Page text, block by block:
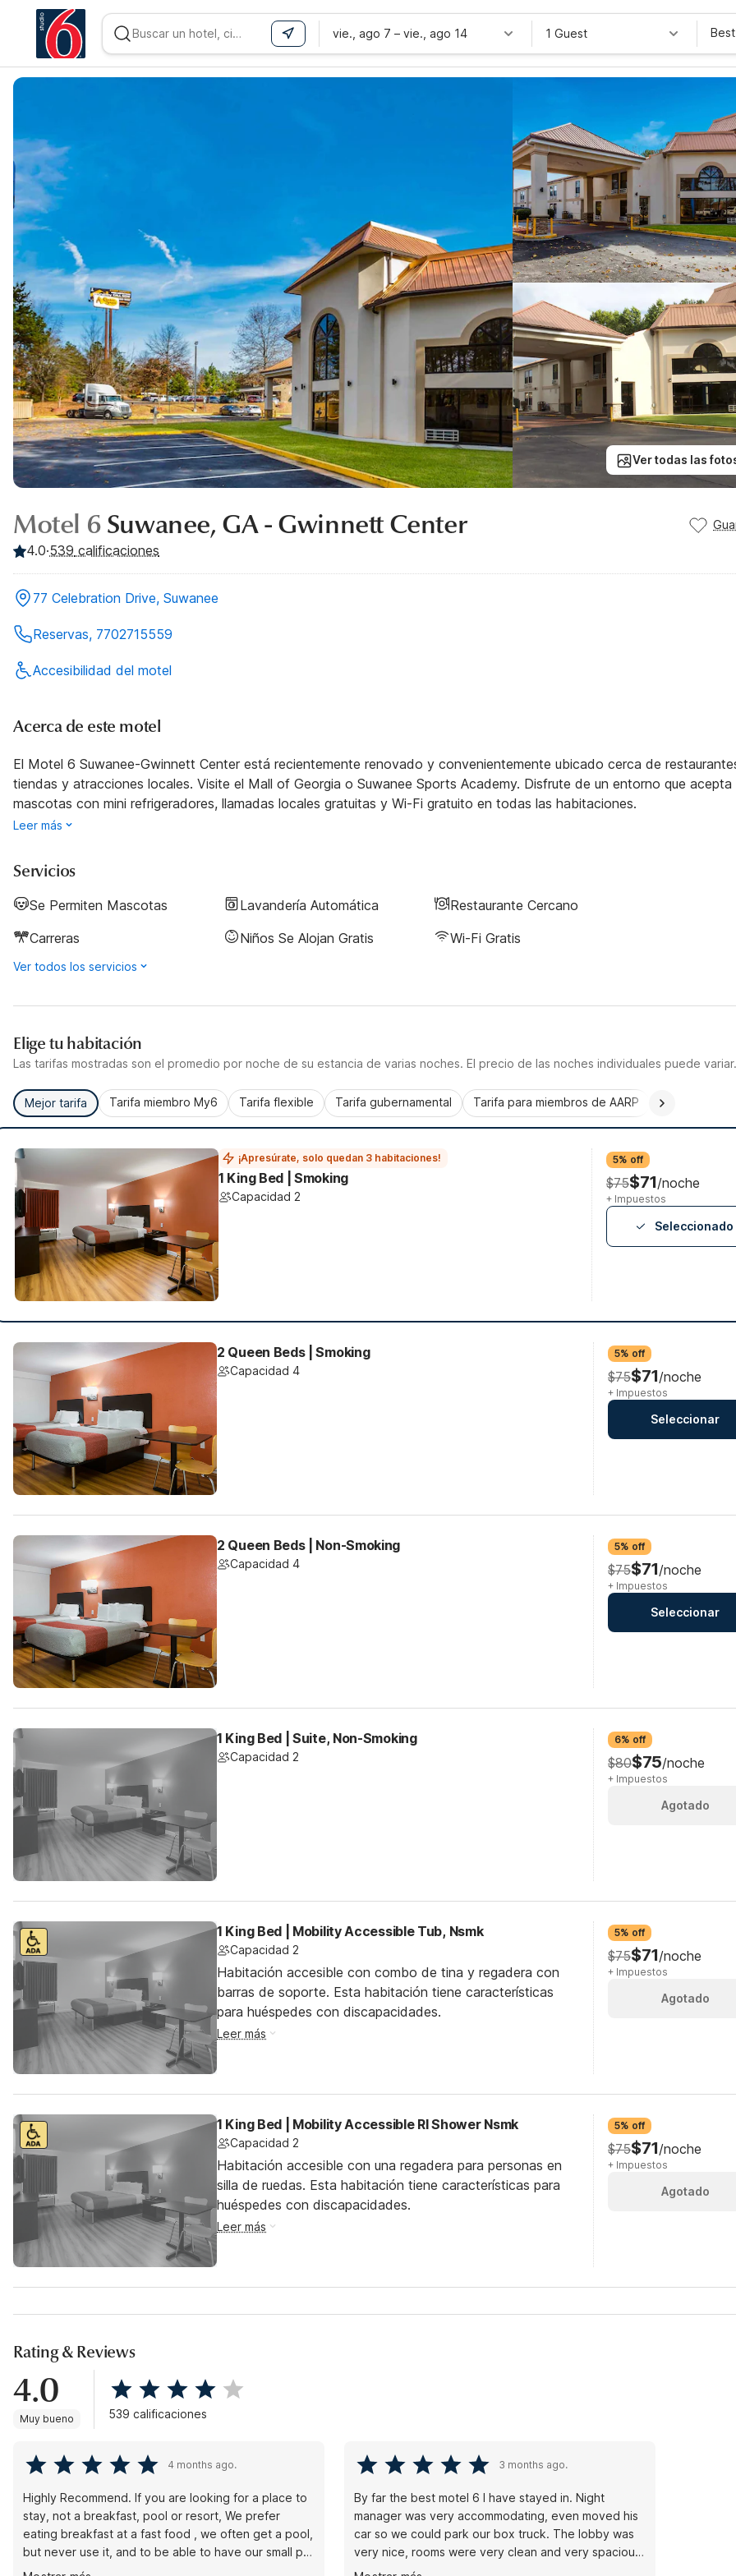
vie., ago 7 – vie., ago 14 1 Guest
Ver todas las
Motel 6 Suwanee, GA - Gwinnett Center
4.0·539 calificaciones
77 Celebration Drive, Suwanee
Reservas, 7702715559
Accesibilidad del motel
Acerca de este motel
El Motel 6 Suwanee-Gwinnett Center está recientemente renovado y convenientemente ubicado cerca de
tiendas y atracciones locales. Visite el Mall of Georgia o Suwanee Sports Academy. Disfrute de un entorno que acepta
mascotas con mini refrigeradores, llamadas locales gratuitas y Wi-Fi gratuito en todas las habitaciones.
Leer más
Servicios
Se Permiten Mascotas Lavandería Automática
Restaurante Cercano
Carreras
Niños Se Alojan Gratis Wi-Fi Gratis
Ver todos los servicios
Elige tu habitación
Las tarifas mostradas son el promedio por noche de su estancia de varias noches. El precio de las noches individuales puede variar.
Mejor tarifa Tarifa miembro My6 Tarifa flexible Tarifa gubernamental Tarifa para miembros de AARP
¡Apresúrate, solo quedan 3 habitaciones!
1 King Bed | Smoking
Capacidad 2
5% off
$75$71/noche
+ Impuestos
Seleccionado
2 Queen Beds | Smoking
Capacidad 4
5% off
$75$71/noche
+ Impuestos
Seleccionar
2 Queen Beds | Non-Smoking
Capacidad 4
5% off
$75$71/noche
+ Impuestos
Seleccionar
1 King Bed | Suite, Non-Smoking
Capacidad 2
6% off
$80$75/noche
+ Impuestos
Agotado
1 King Bed | Mobility Accessible Tub, Nsmk
Capacidad 2
Habitación accesible con combo de tina y regadera con
barras de soporte. Esta habitación tiene características
para huéspedes con discapacidades.
Leer más
5% off
$75$71/noche
+ Impuestos
Agotado
1 King Bed | Mobility Accessible RI Shower Nsmk
Capacidad 2
Habitación accesible con una regadera para personas en
silla de ruedas. Esta habitación tiene características para
huéspedes con discapacidades.
Leer más
5% off
$75$71/noche
+ Impuestos
Agotado
Rating & Reviews
4.0
Muy bueno 539 calificaciones
4 months ago.
Highly Recommend. If you are looking for a place to
stay, not a breakfast, pool or resort, We prefer
eating breakfast at a fast food , we often get a pool,
but never use it, and to be able to have our small pet
be with us at no additional charge was amazing. Our
3 months ago.
By far the best motel 6 I have stayed in. Night
manager was very accommodating, even moved his
car so we could park our box truck. The lobby was
very nice, rooms were very clean and very spacious.
Would definitely stay there again